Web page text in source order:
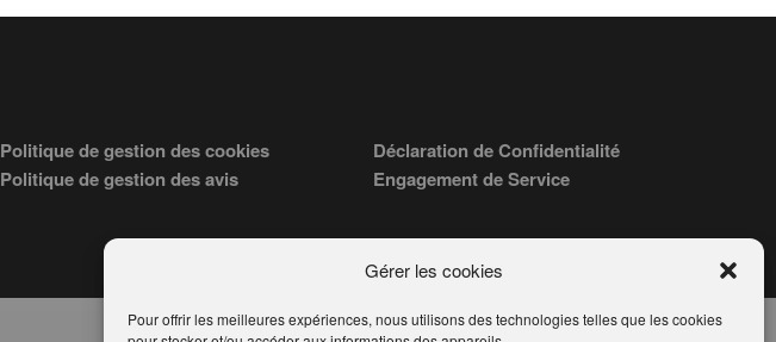
Gérer les cookies
Pour offrir les meilleures expériences, nous utilisons des technologies telles que les cookies
Politique de gestion des cookies
Politique de gestion des avis
Déclaration de Confidentialité
Engagement de Service